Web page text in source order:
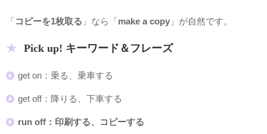
「コピーを1枚取る 」なら「make a copy 」が自然です。
Pick up! キーワード＆フレーズ
get on：乗る、乗車する
get off：降りる、下車する
run off：印刷する、コピーする